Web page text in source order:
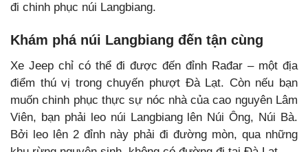
đi chinh phục núi Langbiang.
Khám phá núi Langbiang đến tận cùng
Xe Jeep chỉ có thể đi được đến đỉnh Rađar – một địa
điểm thú vị trong chuyến phượt Đà Lạt. Còn nếu bạn
muốn chinh phục thực sự nóc nhà của cao nguyên Lâm
Viên, bạn phải leo núi Langbiang lên Núi Ông, Núi Bà.
Bởi leo lên 2 đỉnh này phải đi đường mòn, qua những